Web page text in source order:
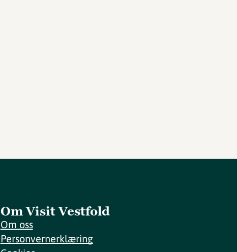
Om Visit Vestfold
Om oss
Personvernerklæring